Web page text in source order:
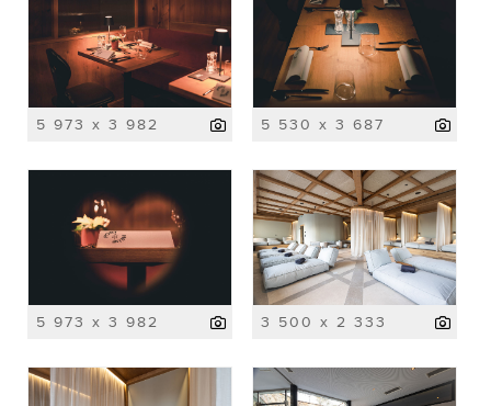
5 973 x 3 982 5 530 x 3 687
5 973 x 3 982 3 500 x 2 333